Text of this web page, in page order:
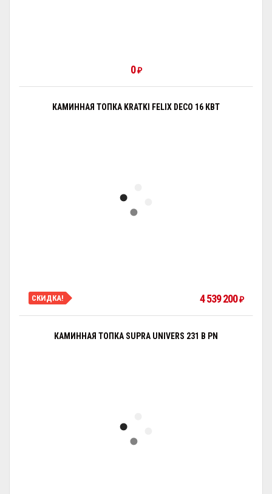
0₽
КАМИННАЯ ТОПКА KRATKI FELIX DECO 16 КВТ
СКИДКА! 4 539 200₽
КАМИННАЯ ТОПКА SUPRA UNIVERS 231 B PN